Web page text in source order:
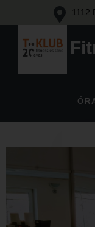
1112
Fitness
tánc